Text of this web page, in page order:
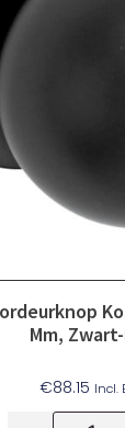
Mm,
€88.15 Incl.